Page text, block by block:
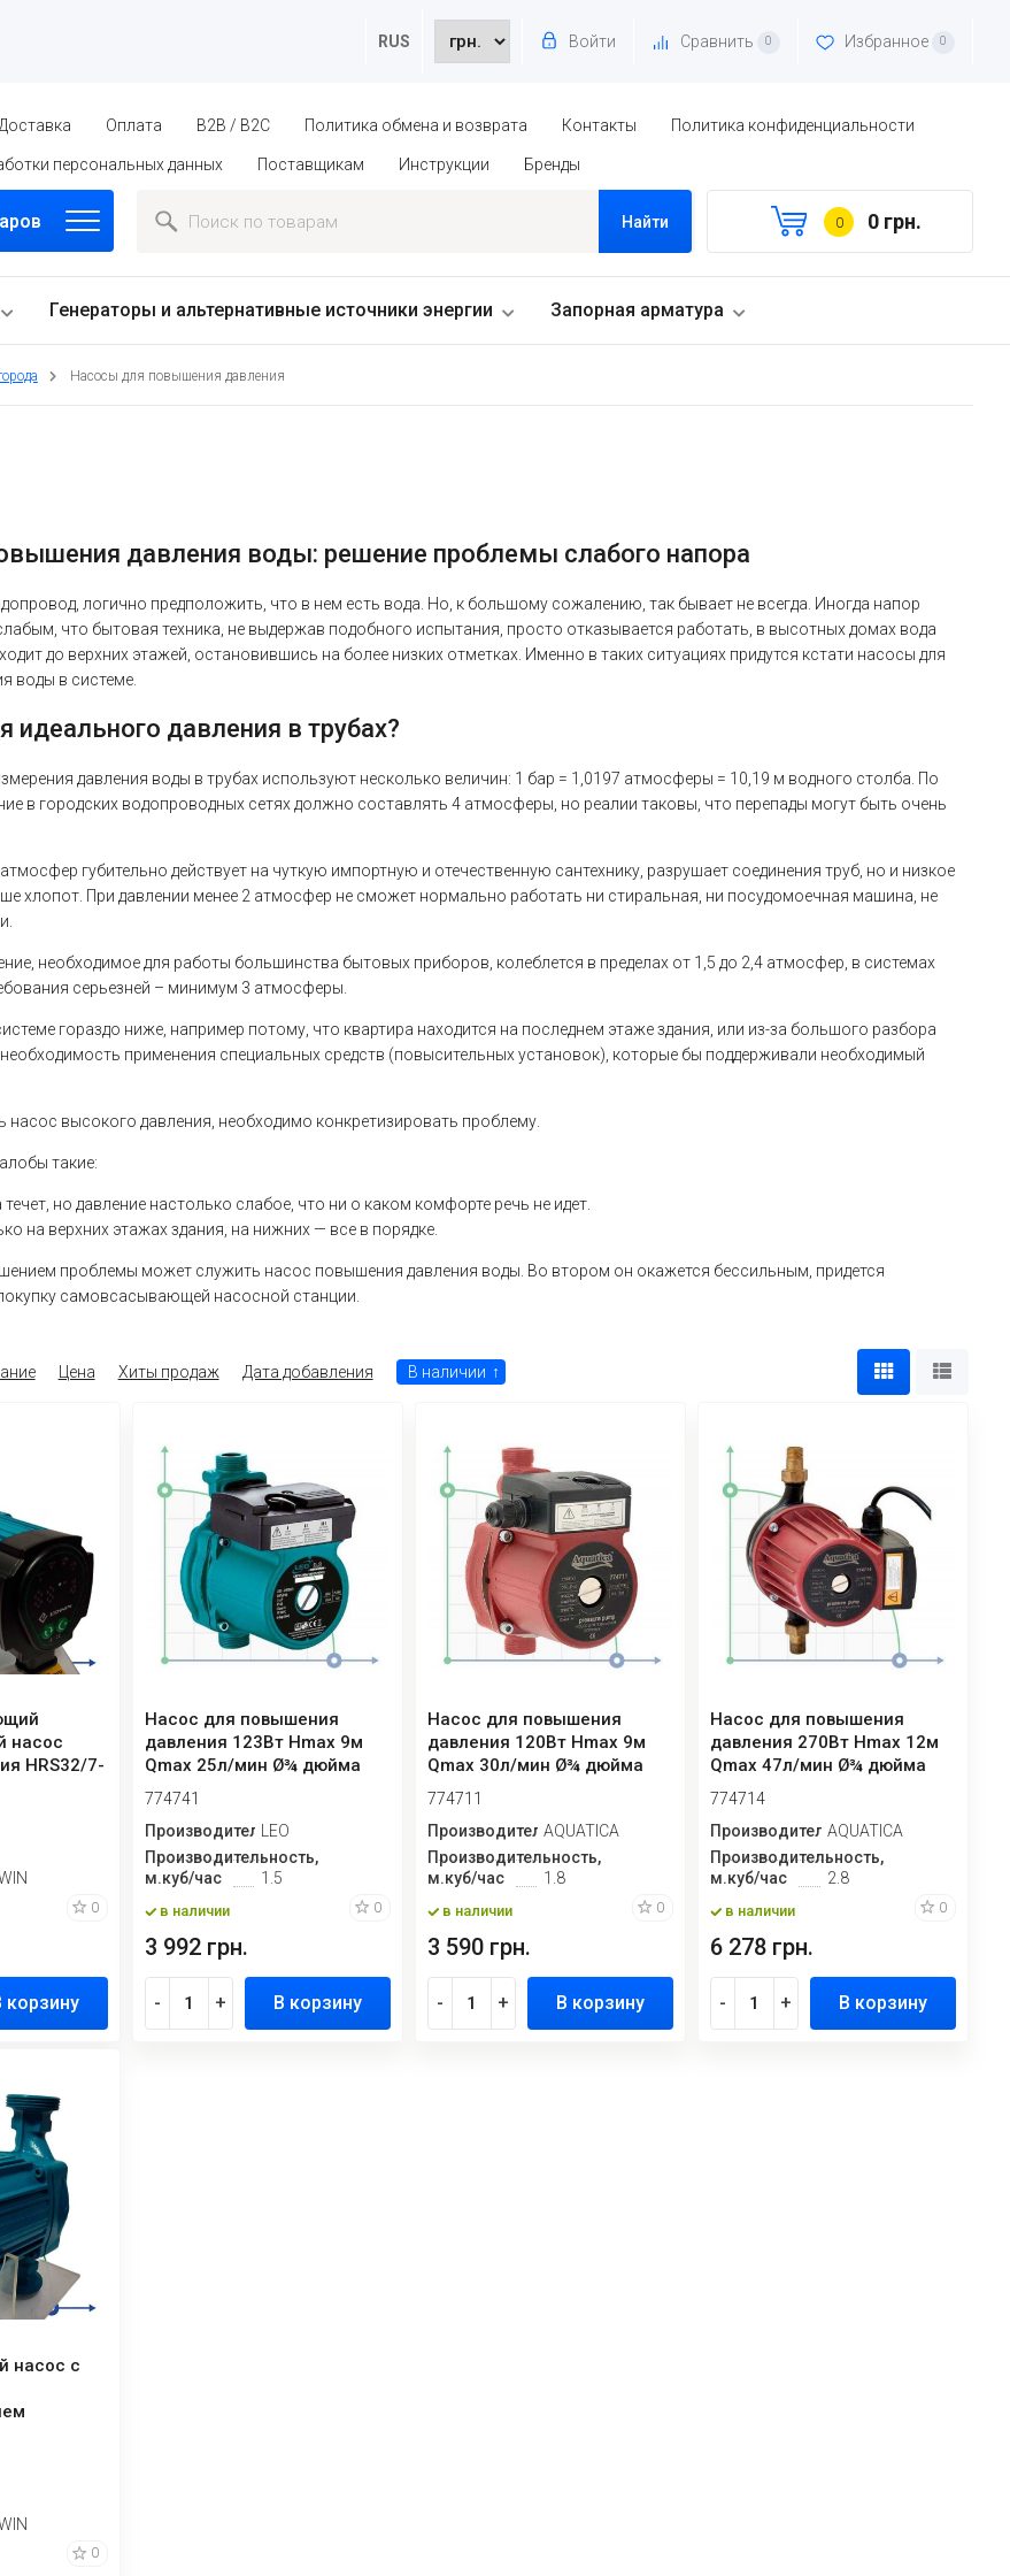
RUS Войти Сравнить 0 Избранное 0
Доставка Оплата B2B / B2C Политика обмена и возврата Контакты Политика конфиденциальности
персональных данных Поставщикам Инструкции Бренды
Найти 0 0 грн.
Генераторы и альтернативные источники энергии Запорная арматура
Насосы для повышения давления
давления воды: решение проблемы слабого напора
логично предположить, что в нем есть вода. Но, к большому сожалению, так бывает не всегда. Иногда напор
что бытовая техника, не выдержав подобного испытания, просто отказывается работать, в высотных домах вода
до верхних этажей, остановившись на более низких отметках. Именно в таких ситуациях придутся кстати насосы для
воды в системе.
идеального давления в трубах?
давления воды в трубах используют несколько величин: 1 бар = 1,0197 атмосферы = 10,19 м водного столба. По
в городских водопроводных сетях должно составлять 4 атмосферы, но реалии таковы, что перепады могут быть очень
губительно действует на чуткую импортную и отечественную сантехнику, разрушает соединения труб, но и низкое
хлопот. При давлении менее 2 атмосфер не сможет нормально работать ни стиральная, ни посудомоечная машина, не
необходимое для работы большинства бытовых приборов, колеблется в пределах от 1,5 до 2,4 атмосфер, в системах
серьезней – минимум 3 атмосферы.
гораздо ниже, например потому, что квартира находится на последнем этаже здания, или из-за большого разбора
применения специальных средств (повысительных установок), которые бы поддерживали необходимый
насос высокого давления, необходимо конкретизировать проблему.
такие:
течет, но давление настолько слабое, что ни о каком комфорте речь не идет.
на верхних этажах здания, на нижних — все в порядке.
проблемы может служить насос повышения давления воды. Во втором он окажется бессильным, придется
самовсасывающей насосной станции.
Цена Хиты продаж Дата добавления В наличии ↑
насос
HRS32/7-
0
корзину
Насос для повышения
давления 123Вт Hmax 9м
Qmax 25л/мин Ø¾ дюйма
160мм + гайк...
774741
ПроизводительLEO
Производительность,
м.куб/час
1.5
в наличии 0
3 992 грн.
- + В корзину
Насос для повышения
давления 120Вт Hmax 9м
Qmax 30л/мин Ø¾ дюйма
160мм + гайк...
774711
ПроизводительAQUATICA
Производительность,
м.куб/час
1.8
в наличии 0
3 590 грн.
- + В корзину
Насос для повышения
давления 270Вт Hmax 12м
Qmax 47л/мин Ø¾ дюйма
195мм + гай...
774714
ПроизводительAQUATICA
Производительность,
м.куб/час
2.8
в наличии 0
6 278 грн.
- + В корзину
насос с
220V
0